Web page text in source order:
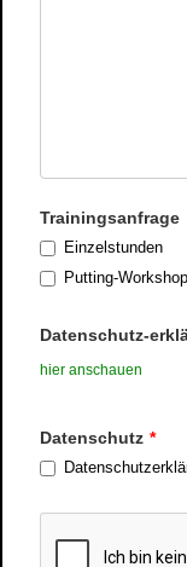
Trainingsanfrage
Einzelstunden
Putting-Workshop
Datenschutz-
hier anschauen
Datenschutz *